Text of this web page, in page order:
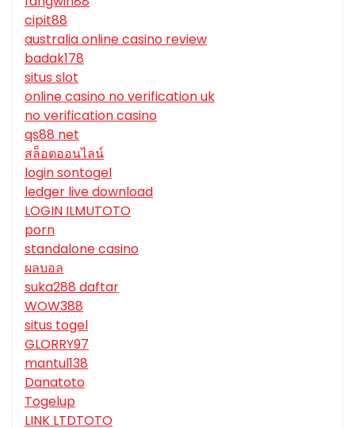
cipit88
australia online casino review
badak178
situs slot
online casino no verification uk
no verification casino
qs88 net
สล็อตออนไลน์
login sontogel
ledger live download
LOGIN ILMUTOTO
porn
standalone casino
ผลบอล
suka288 daftar
WOW388
situs togel
GLORRY97
mantul138
Danatoto
Togelup
LINK LTDTOTO